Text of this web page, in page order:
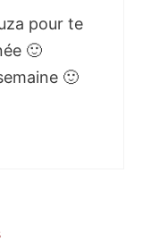
pour te
🙂
🙂